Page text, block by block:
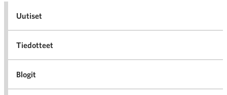
Uutiset
Tiedotteet
Blogit